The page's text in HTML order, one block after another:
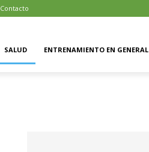
Contacto
SALUD ENTRENAMIENTO EN GENERAL